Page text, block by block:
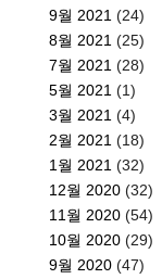
9월 2021 (24)
8월 2021 (25)
7월 2021 (28)
5월 2021 (1)
3월 2021 (4)
2월 2021 (18)
1월 2021 (32)
12월 2020 (32)
11월 2020 (54)
10월 2020 (29)
9월 2020 (47)